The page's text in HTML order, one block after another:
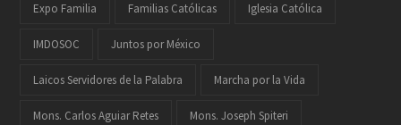
Expo Familia Familias Católicas Iglesia Católica
IMDOSOC Juntos por México
Laicos Servidores de la Palabra Marcha por la Vida
Mons. Carlos Aguiar Retes Mons. Joseph Spiteri